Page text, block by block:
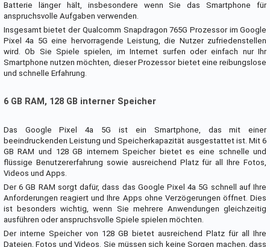
Batterie länger hält, insbesondere wenn Sie das Smartphone für
anspruchsvolle Aufgaben verwenden.
Insgesamt bietet der Qualcomm Snapdragon 765G Prozessor im Google
Pixel 4a 5G eine hervorragende Leistung, die Nutzer zufriedenstellen
wird. Ob Sie Spiele spielen, im Internet surfen oder einfach nur Ihr
Smartphone nutzen möchten, dieser Prozessor bietet eine reibungslose
und schnelle Erfahrung.
6 GB RAM, 128 GB interner Speicher
Das Google Pixel 4a 5G ist ein Smartphone, das mit einer
beeindruckenden Leistung und Speicherkapazität ausgestattet ist. Mit 6
GB RAM und 128 GB internem Speicher bietet es eine schnelle und
flüssige Benutzererfahrung sowie ausreichend Platz für all Ihre Fotos,
Videos und Apps.
Der 6 GB RAM sorgt dafür, dass das Google Pixel 4a 5G schnell auf Ihre
Anforderungen reagiert und Ihre Apps ohne Verzögerungen öffnet. Dies
ist besonders wichtig, wenn Sie mehrere Anwendungen gleichzeitig
ausführen oder anspruchsvolle Spiele spielen möchten.
Der interne Speicher von 128 GB bietet ausreichend Platz für all Ihre
Dateien, Fotos und Videos. Sie müssen sich keine Sorgen machen, dass